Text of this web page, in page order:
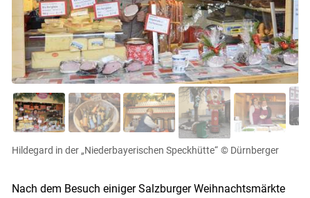
Hildegard in der „Niederbayerischen Speckhütte“ © Dürnberger
Nach dem Besuch einiger Salzburger Weihnachtsmärkte